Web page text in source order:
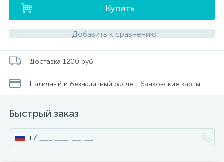
Купить
Добавить к сравнению
Доставка 1200 руб.
Наличный и безналичный расчет, банковские карты
Быстрый заказ
+7